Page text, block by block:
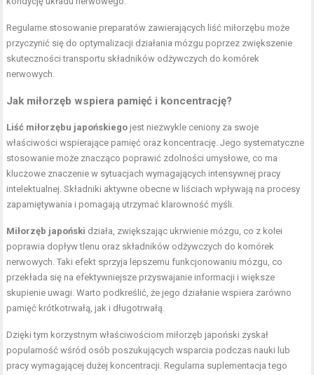
Regularne stosowanie preparatów zawierających liść miłorzębu może
przyczynić się do optymalizacji działania mózgu poprzez zwiększenie
skuteczności transportu składników odżywczych do komórek
nerwowych.
Jak miłorzęb wspiera pamięć i koncentrację?
Liść miłorzębu japońskiego jest niezwykle ceniony za swoje
właściwości wspierające pamięć oraz koncentrację. Jego systematyczne
stosowanie może znacząco poprawić zdolności umysłowe, co ma
kluczowe znaczenie w sytuacjach wymagających intensywnej pracy
intelektualnej. Składniki aktywne obecne w liściach wpływają na procesy
zapamiętywania i pomagają utrzymać klarowność myśli.
Miłorzęb japoński działa, zwiększając ukrwienie mózgu, co z kolei
poprawia dopływ tlenu oraz składników odżywczych do komórek
nerwowych. Taki efekt sprzyja lepszemu funkcjonowaniu mózgu, co
przekłada się na efektywniejsze przyswajanie informacji i większe
skupienie uwagi. Warto podkreślić, że jego działanie wspiera zarówno
pamięć krótkotrwałą, jak i długotrwałą.
Dzięki tym korzystnym właściwościom miłorzęb japoński zyskał
popularność wśród osób poszukujących wsparcia podczas nauki lub
pracy wymagającej dużej koncentracji. Regularna suplementacja tego